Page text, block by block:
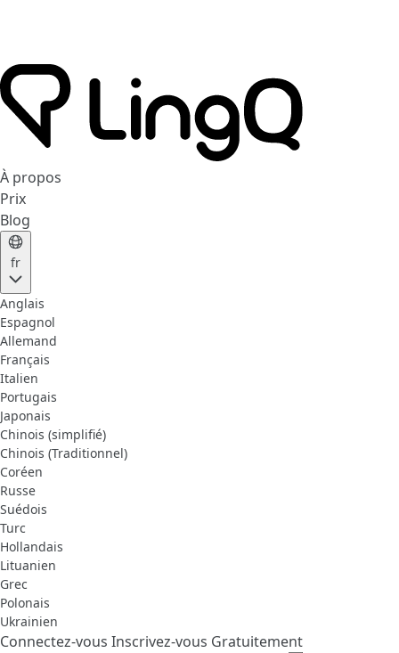
À propos
Prix
Blog
fr
Anglais
Espagnol
Allemand
Français
Italien
Portugais
Japonais
Chinois (simplifié)
Chinois (Traditionnel)
Coréen
Russe
Suédois
Turc
Hollandais
Lituanien
Grec
Polonais
Ukrainien
Connectez-vous Inscrivez-vous Gratuitement